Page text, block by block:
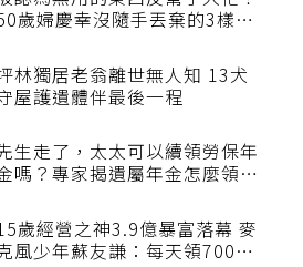
被認為無用的東西反幫了大忙！
50歲婦慶幸沒隨手丟棄的3樣物
坪林獨居老翁離世無人知 13犬
守屋護遺體伴最後一程
先生走了，太太可以續領勞保年
看順位還要看資格
15歲經營之神3.9億暴富落幕 麥